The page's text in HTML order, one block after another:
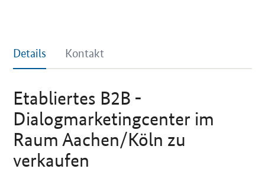
Details Kontakt
Etabliertes B2B -
Dialogmarketingcenter im
Raum Aachen/Köln zu
verkaufen